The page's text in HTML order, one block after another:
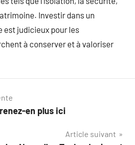
Investir dans un
est judicieux pour les
à conserver et à valoriser
en plus ici
Article suivant